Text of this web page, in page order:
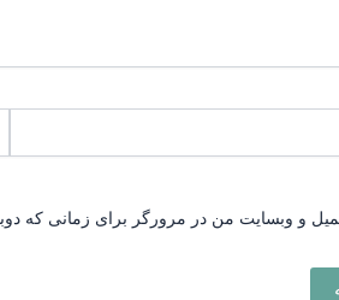
و وبسایت من در مرورگر برای زمانی که